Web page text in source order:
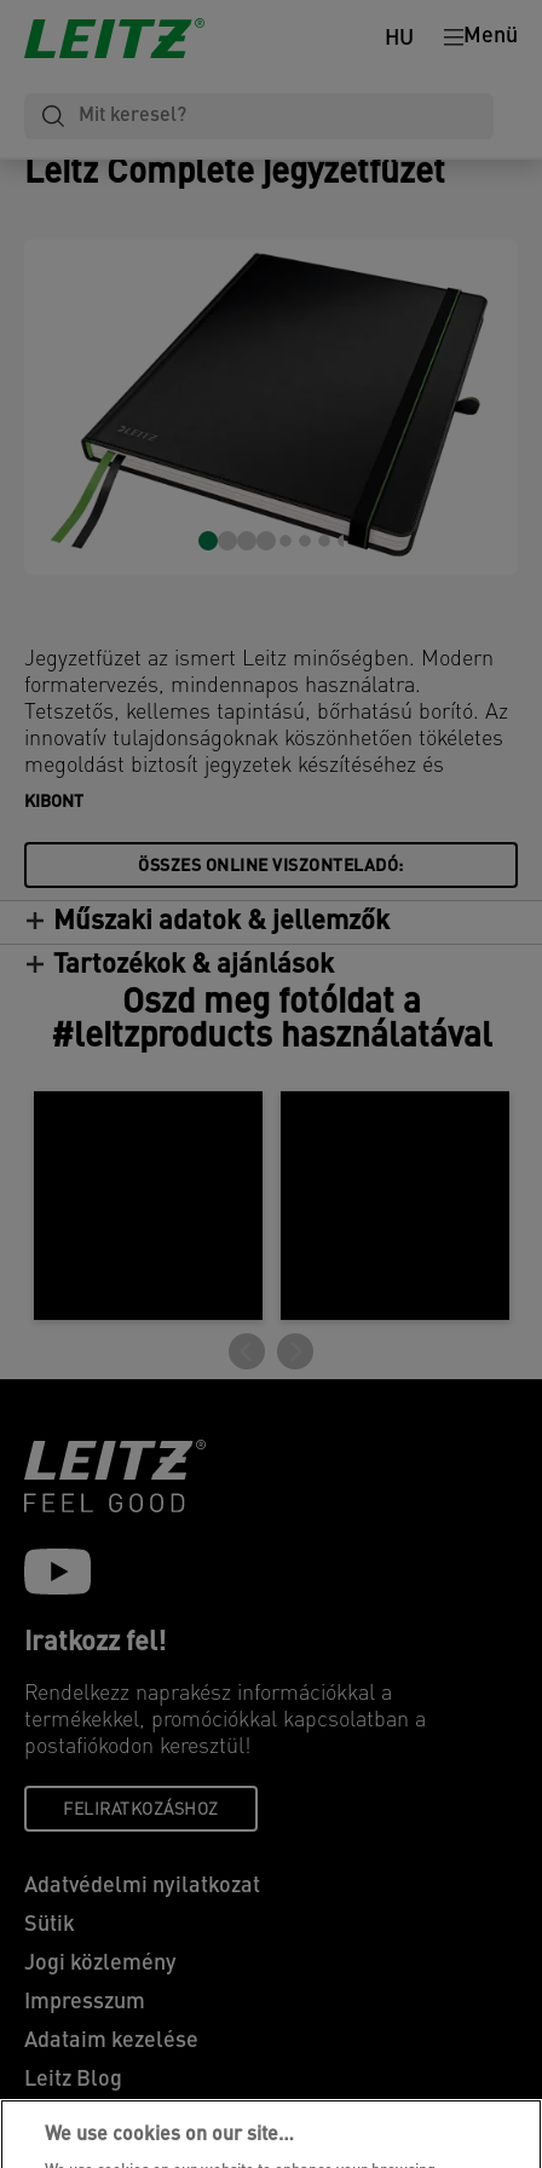
Menü
HU
Leitz Complete jegyzetfüzet
Jegyzetfüzet az ismert Leitz minőségben. Modern
formatervezés, mindennapos használatra.
Tetszetős, kellemes tapintású, bőrhatású borító. Az
innovatív tulajdonságoknak köszönhetően tökéletes
megoldást biztosít jegyzetek készítéséhez és
rendszerezéséhez. Jól kiegészíti a Complete
KIBONT
ÖSSZES ONLINE VISZONTELADÓ:
Műszaki adatok & jellemzők
Tartozékok & ajánlások
Oszd meg fotóidat a
#leitzproducts használatával
Iratkozz fel!
Rendelkezz naprakész információkkal a
termékekkel, promóciókkal kapcsolatban a
postafiókodon keresztül!
FELIRATKOZÁSHOZ
Adatvédelmi nyilatkozat
Sütik
Jogi közlemény
Impresszum
Adataim kezelése
Leitz Blog
Álláslehetőségek
Leitz EasyPrint
We use cookies on our site…